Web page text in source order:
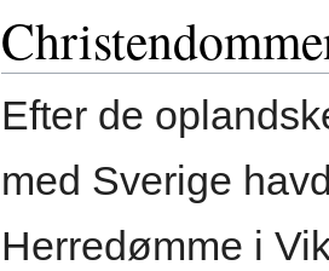
Efter de
med Sverige
Herredømme i